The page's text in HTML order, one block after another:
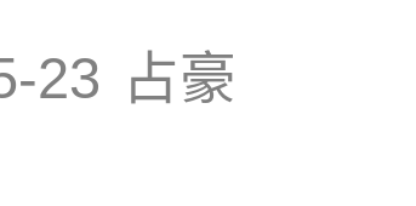
23 占豪